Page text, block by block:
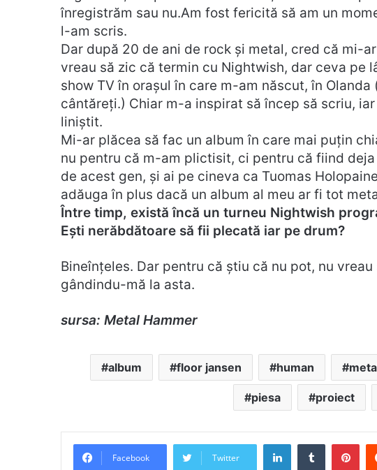
înregistrăm sau nu.Am fost fericită să am un
l-am scris.
Dar după 20 de ani de rock și metal, cred că mi-
vreau să zic că termin cu Nightwish, dar ceva pe
show TV în orașul în care m-am născut, în Olanda
cântăreți.) Chiar m-a inspirat să încep să scriu,
liniștit.
Mi-ar plăcea să fac un album în care mai puțin
nu pentru că m-am plictisit, ci pentru că fiind
de acest gen, și ai pe cineva ca Tuomas
adăuga în plus dacă un album al meu ar fi tot
Între timp, există încă un turneu Nightwish
Ești nerăbdătoare să fii plecată iar pe drum?
Bineînțeles. Dar pentru că știu că nu pot, nu
gândindu-mă la asta.
sursa: Metal Hammer
album floor jansen human
piesa proiect
Facebook Twitter
LinkedInTumblr